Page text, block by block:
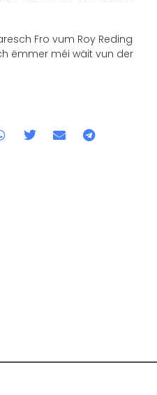
Fro vum Roy Reding
ëmmer méi wäit vun der